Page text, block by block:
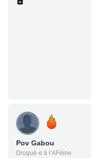
Pov Gabou
Drogué·e à l’AFéine